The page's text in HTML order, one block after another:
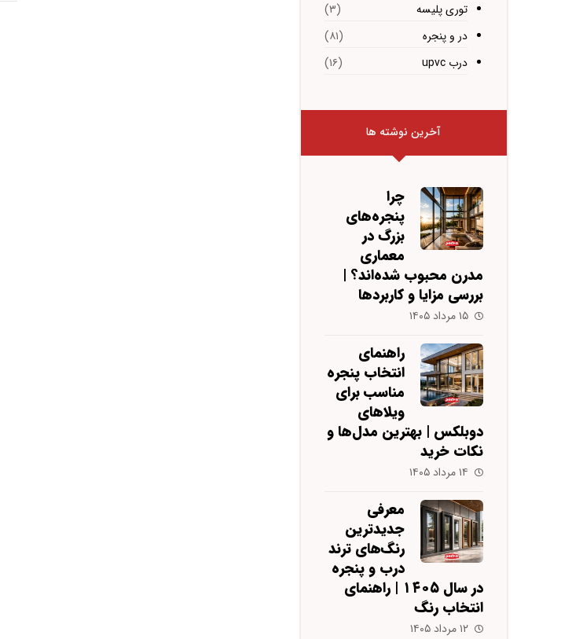
توری پلیسه
(۳)
در و پنجره
(۸۱)
درب upvc
(۱۶)
آخرین نوشته ها
چرا
پنجره‌های
بزرگ در
معماری
مدرن محبوب شده‌اند؟ |
بررسی مزایا و کاربردها
۱۵ مرداد ۱۴۰۵
راهنمای
انتخاب پنجره
مناسب برای
ویلاهای
دوبلکس | بهترین مدل‌ها و
نکات خرید
۱۴ مرداد ۱۴۰۵
معرفی
جدیدترین
رنگ‌های ترند
درب و پنجره
در سال ۱۴۰۵ | راهنمای
انتخاب رنگ
۱۲ مرداد ۱۴۰۵